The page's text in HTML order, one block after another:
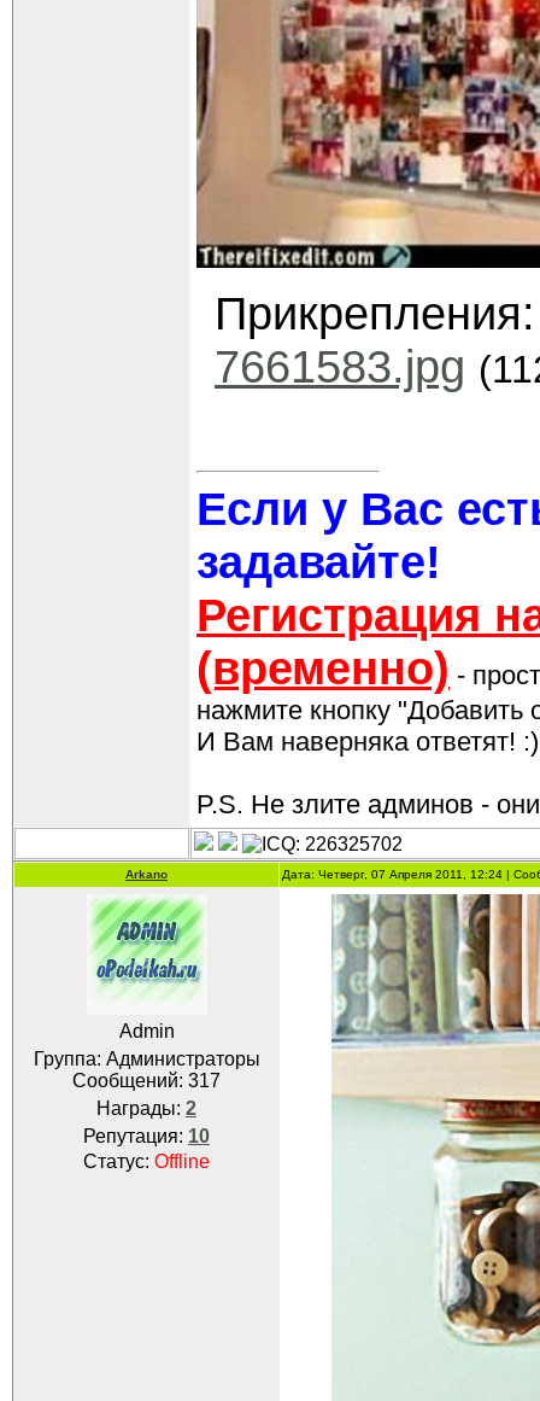
7661583.jpg
Если у Вас
задавайте!
Регистрация
(временно) -
нажмите кнопку "Добавить
И Вам наверняка ответят! :)
P.S. Не злите админов -
Arkano Дата: Четверг, 07 Апреля 2011, 12:24 |
Admin
Группа: Администраторы
Сообщений: 317
Награды: 2
Репутация: 10
Статус: Offline